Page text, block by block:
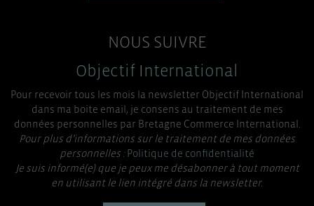
NOUS SUIVRE
Objectif International
Pour recevoir tous les mois la newsletter Objectif International
dans ma boite email, je consens au traitement de mes
données personnelles par Bretagne Commerce International.
Pour plus d’informations sur le traitement de mes données
personnelles :Politique de confidentialité
Je suis informé(e) que je peux me désabonner à tout moment
en utilisant le lien intégré dans la newsletter.